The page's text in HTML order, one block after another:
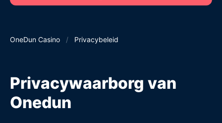
OneDun Casino / Privacybeleid
Privacywaarborg van
Onedun